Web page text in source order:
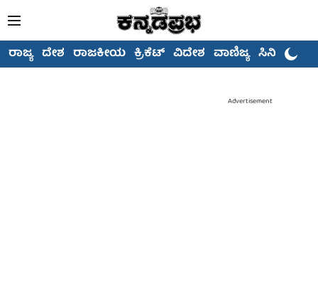
ರಾಜ್ಯ ದೇಶ ರಾಜಕೀಯ ಕ್ರಿಕೆಟ್ ವಿದೇಶ ವಾಣಿಜ್ಯ ಸಿನಿಮಾ
Advertisement